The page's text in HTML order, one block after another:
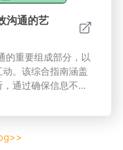
沟通的艺
的重要组成部分，以
。该综合指南涵盖
通过确保信息不仅
。了解非语言沟通
部表情和手势可以
解不同的沟通风格